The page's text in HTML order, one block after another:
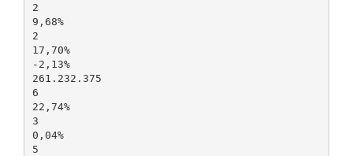
2
9,68%
2
17,70%
-2,13%
261.232.375
6
22,74%
3
0,04%
5